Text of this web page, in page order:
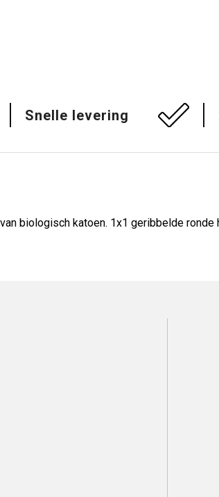
Snelle levering
biologisch katoen. 1x1 geribbelde